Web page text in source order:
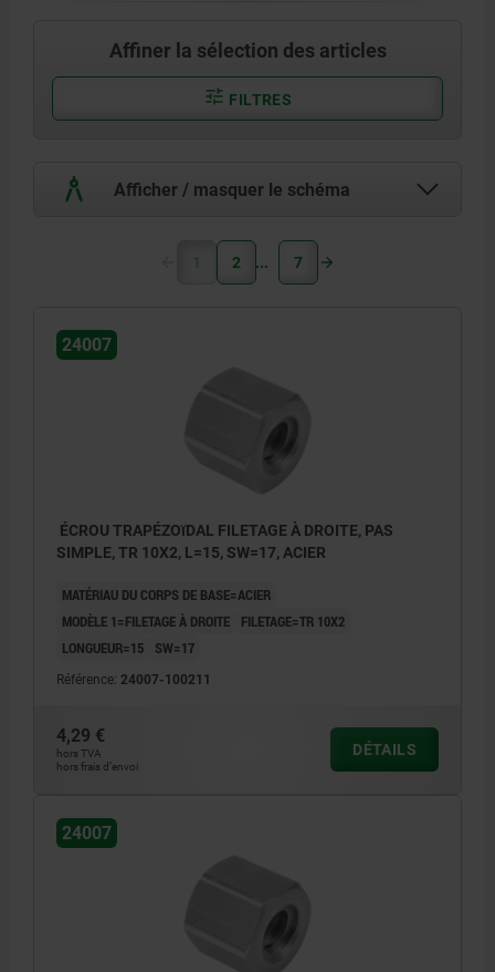
Affiner la sélection des articles
FILTRES
Afficher / masquer le schéma
1 2 7
24007
ÉCROU TRAPÉZOïDAL FILETAGE À DROITE, PAS
SIMPLE, TR 10X2, L=15, SW=17, ACIER
MATÉRIAU DU CORPS DE BASE=ACIER
MODÈLE 1=FILETAGE À DROITE
FILETAGE=TR 10X2
LONGUEUR=15
SW=17
Référence: 24007-100211
4,29 €
hors TVA
hors frais d’envoi
DÉTAILS
24007